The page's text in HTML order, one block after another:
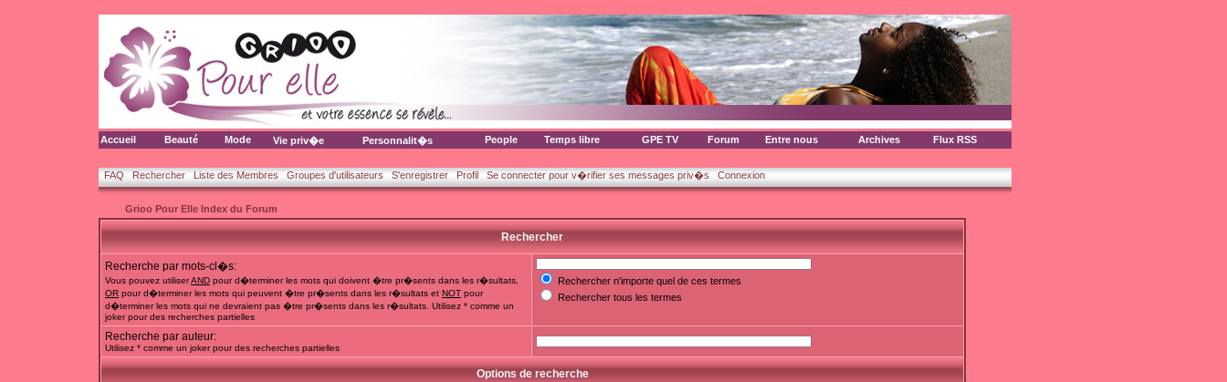
Accueil Beauté Mode Vie priv�e Personnalit�s People Temps libre GPE TV Forum Entre nous Archives Flux RSS
FAQ Rechercher Liste des Membres Groupes d'utilisateurs S'enregistrer Profil Se connecter pour v�rifier ses messages priv�s Connexion
Grioo Pour Elle Index du Forum
Rechercher
Recherche par mots-cl�s:
Vous pouvez utiliserAND pour d�terminer les mots qui doivent �tre pr�sents dans les r�sultats,
OR pour d�terminer les mots qui peuvent �tre pr�sents dans les r�sultats et NOT pour
d�terminer les mots qui ne devraient pas �tre pr�sents dans les r�sultats. Utilisez * comme un
joker pour des recherches partielles
Rechercher n'importe quel de ces termes
Rechercher tous les termes
Recherche par auteur:
Utilisez * comme un joker pour des recherches partielles
Options de recherche